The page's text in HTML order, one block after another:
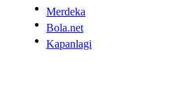
Merdeka
Bola.net
Kapanlagi